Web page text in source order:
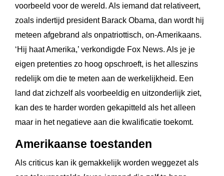
voorbeeld voor de wereld. Als iemand dat relativeert,
zoals indertijd president Barack Obama, dan wordt hij
meteen afgebrand als onpatriottisch, on-Amerikaans.
‘Hij haat Amerika,’ verkondigde Fox News. Als je je
eigen pretenties zo hoog opschroeft, is het alleszins
redelijk om die te meten aan de werkelijkheid. Een
land dat zichzelf als voorbeeldig en uitzonderlijk ziet,
kan des te harder worden gekapitteld als het alleen
maar in het negatieve aan die kwalificatie toekomt.
Amerikaanse toestanden
Als criticus kan ik gemakkelijk worden weggezet als